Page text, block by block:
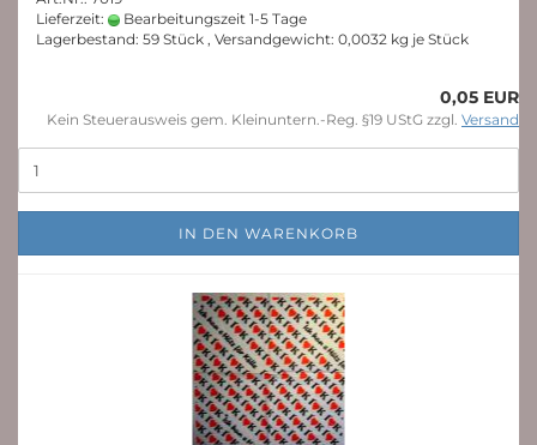
Lieferzeit:
Bearbeitungszeit 1-5 Tage
Lagerbestand: 59 Stück , Versandgewicht: 0,0032 kg je Stück
0,05 EUR
Kein Steuerausweis gem. Kleinuntern.-Reg. §19 UStG zzgl. Versand
IN DEN WARENKORB